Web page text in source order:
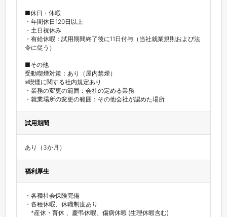
■休日・休暇
・年間休日120日以上
・土日祝休み
・有給休暇：試用期間終了後に11日付与（当社就業規則および法
令に従う）
■その他
受動喫煙対策：あり（屋内禁煙）
※喫煙に関する社内規定あり
・業務の変更の範囲：会社の定める業務
・就業場所の変更の範囲：その他会社が認めた場所
試用期間
あり（3か月）
福利厚生
・各種社会保険完備
・各種休暇、休職制度あり
*産休・育休 、慶弔休暇、傷病休暇 (生理休暇含む)